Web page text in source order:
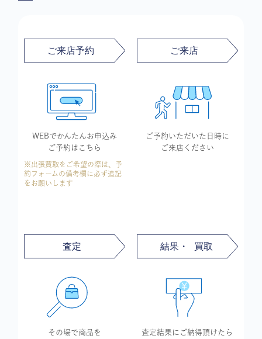
WEBでかんたんお申込み
ご予約はこちら
※出張買取をご希望の際は、予
約フォームの備考欄に必ず追記
をお願いします
ご予約いただいた 日時に
ご来店ください
その場で商品を
査定結果に ご納得頂けたら